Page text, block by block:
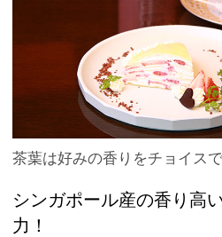
茶葉は好みの香りをチョイス
シンガポール産の香り高
力！